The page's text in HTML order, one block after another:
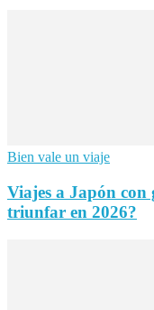
Bien vale un viaje
Viajes a Japón con
triunfar en 2026?